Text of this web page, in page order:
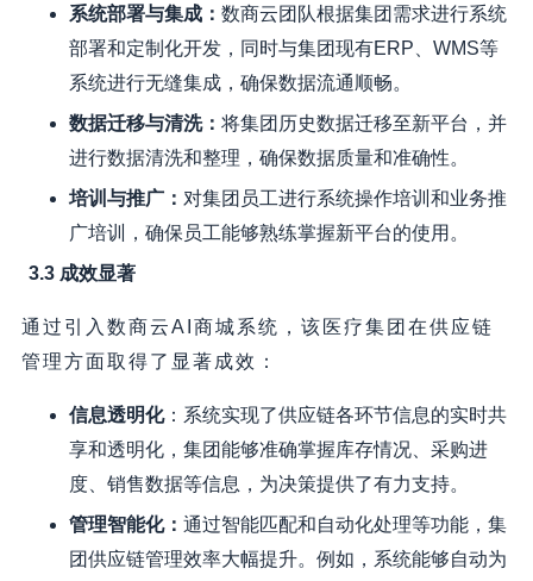
系统部署与集成： 数商云团队根据集团需求进行系统
部署和定制化开发，同时与集团现有ERP、WMS等
系统进行无缝集成，确保数据流通顺畅。
数据迁移与清洗： 将集团历史数据迁移至新平台，并
进行数据清洗和整理，确保数据质量和准确性。
培训与推广： 对集团员工进行系统操作培训和业务推
广培训，确保员工能够熟练掌握新平台的使用。
3.3 成效显著
通过引入数商云AI商城系统，该医疗集团在供应链
管理方面取得了显著成效：
信息透明化：系统实现了供应链各环节信息的实时共
享和透明化，集团能够准确掌握库存情况、采购进
度、销售数据等信息，为决策提供了有力支持。
管理智能化： 通过智能匹配和自动化处理等功能，集
团供应链管理效率大幅提升。例如，系统能够自动为